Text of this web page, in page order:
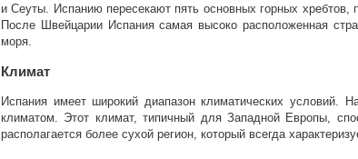
и Сеуты. Испанию пересекают пять основных горных хребтов,
После Швейцарии Испания самая высоко расположенная
моря.
Климат
Испания имеет широкий диапазон климатических условий.
климатом. Этот климат, типичный для Западной Европы,
располагается более сухой регион, который всегда